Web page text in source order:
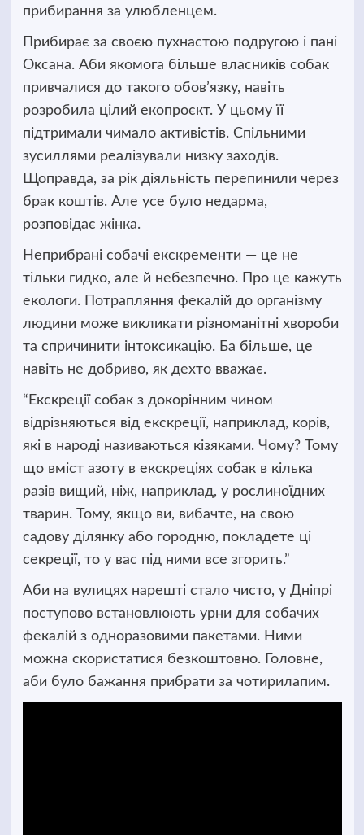
прибирання за улюбленцем.
Прибирає за своєю пухнастою подругою і пані
Оксана. Аби якомога більше власників собак
привчалися до такого обов’язку, навіть
розробила цілий екопроєкт. У цьому її
підтримали чимало активістів. Спільними
зусиллями реалізували низку заходів.
Щоправда, за рік діяльність перепинили через
брак коштів. Але усе було недарма,
розповідає жінка.
Неприбрані собачі екскременти — це не
тільки гидко, але й небезпечно. Про це кажуть
екологи. Потрапляння фекалій до організму
людини може викликати різноманітні хвороби
та спричинити інтоксикацію. Ба більше, це
навіть не добриво, як дехто вважає.
“Екскреції собак з докорінним чином
відрізняються від екскреції, наприклад, корів,
які в народі називаються кізяками. Чому? Тому
що вміст азоту в екскреціях собак в кілька
разів вищий, ніж, наприклад, у рослиноїдних
тварин. Тому, якщо ви, вибачте, на свою
садову ділянку або городню, покладете ці
секреції, то у вас під ними все згорить.”
Аби на вулицях нарешті стало чисто, у Дніпрі
поступово встановлюють урни для собачих
фекалій з одноразовими пакетами. Ними
можна скористатися безкоштовно. Головне,
аби було бажання прибрати за чотирилапим.